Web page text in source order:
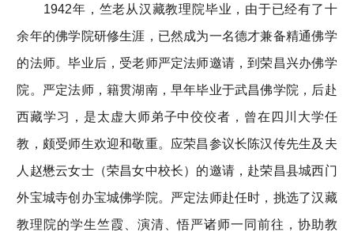
1942年，竺老从汉藏教理院毕业，由于已经有了十
余年的佛学院研修生涯，已然成为一名德才兼备精通佛学
的法师。毕业后，受老师严定法师邀请，到荣昌兴办佛学
院。严定法师，籍贯湖南，早年毕业于武昌佛学院，后赴
西藏学习，是太虚大师弟子中佼佼者，曾在四川大学任
教，颇受师生欢迎和敬重。应荣昌参议长陈汉传先生及夫
人赵懋云女士（荣昌女中校长）的邀请，赴荣昌县城西门
外宝城寺创办宝城佛学院。严定法师赴任时，挑选了汉藏
教理院的学生竺霞、演清、悟严诸师一同前往，协助教